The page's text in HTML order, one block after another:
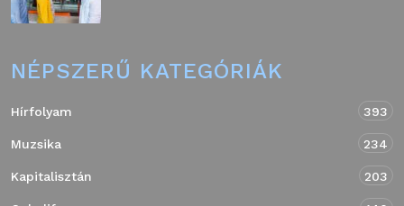
NÉPSZERŰ KATEGÓRIÁK
Hírfolyam 393
Muzsika 234
Kapitalisztán 203